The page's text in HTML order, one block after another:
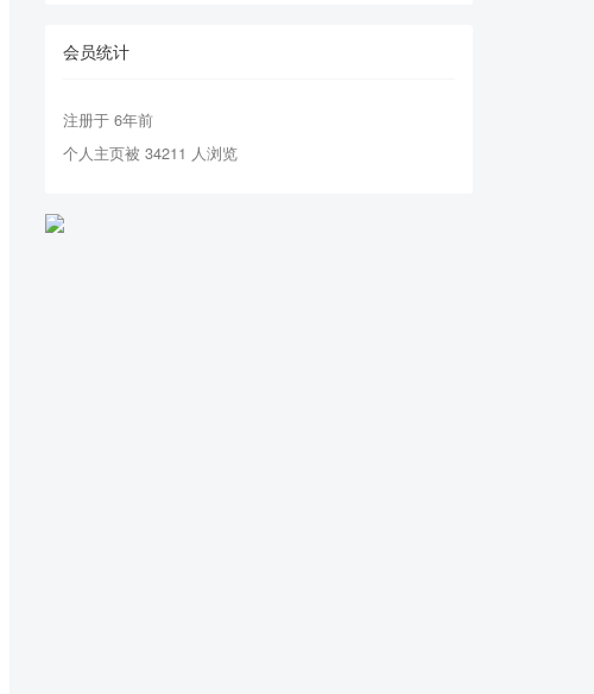
会员统计
注册于 6年前
个人主页被 34211 人浏览